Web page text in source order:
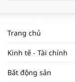
Trang chủ
Kinh tế - Tài chính
Bất động sản